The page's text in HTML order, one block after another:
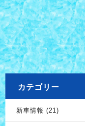
カテゴリー
新車情報 (21)